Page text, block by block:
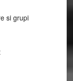
si grupi